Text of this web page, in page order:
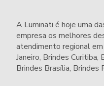
A Luminati é hoje uma
empresa os melhores
atendimento regional
Janeiro, Brindes Curitiba,
Brindes Brasília, Brindes